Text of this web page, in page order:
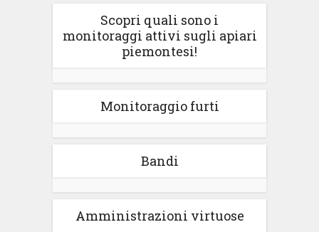
Scopri quali sono i
monitoraggi attivi sugli apiari
piemontesi!
Monitoraggio furti
Bandi
Amministrazioni virtuose